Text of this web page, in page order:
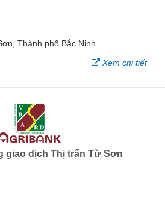
Thành phố Bắc Ninh
Xem chi tiết
giao dịch Thị trấn Từ Sơn